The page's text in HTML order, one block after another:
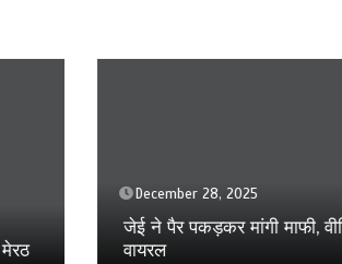
December 28, 2025
जेई ने पैर पकड़कर मांगी माफी, वीडियो
वायरल